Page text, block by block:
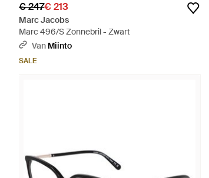
€ 247€ 213
Marc Jacobs
Marc 496/S Zonnebril - Zwart
Van Miinto
SALE